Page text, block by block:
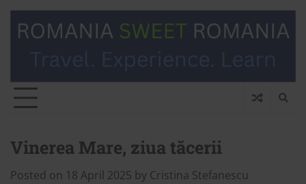
Vinerea Mare, ziua tăcerii
Posted on 18 April 2025 by Cristina Stefanescu